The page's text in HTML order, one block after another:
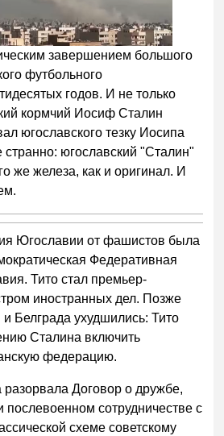
завершением большого
футбольного
годов. И не только
кормчий Иосиф Сталин
югославского тезку Иосипа
странно: югославский "Сталин"
же железа, как и оригинал. И
Югославии от фашистов была
Федеративная
Тито стал премьер-
иностранных дел. Позже
Белграда ухудшились: Тито
Сталина включить
федерацию.
разорвала Договор о дружбе,
сотрудничестве с
схеме советскому